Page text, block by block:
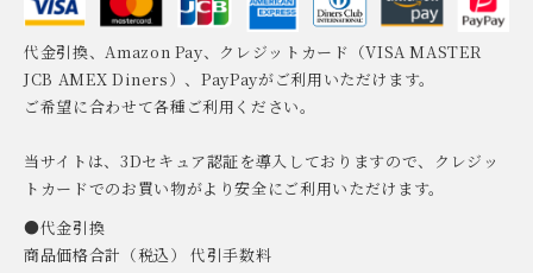
代金引換、Amazon Pay、クレジットカード（VISA MASTER
JCB AMEX Diners）、PayPayがご利用いただけます。
ご希望に合わせて各種ご利用ください。
当サイトは、3Dセキュア認証を導入しておりますので、クレジッ
トカードでのお買い物がより安全にご利用いただけます。
●代金引換
商品価格合計（税込） 代引手数料